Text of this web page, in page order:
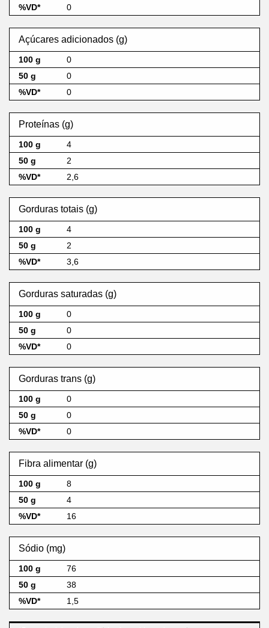
0
Açúcares adicionados (g)
0
0
0
Proteínas (g)
4
2
2,6
Gorduras totais (g)
4
2
3,6
Gorduras saturadas (g)
0
0
0
Gorduras trans (g)
0
0
0
Fibra alimentar (g)
8
4
16
Sódio (mg)
76
38
1,5